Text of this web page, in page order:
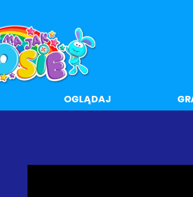
OGLĄDAJ